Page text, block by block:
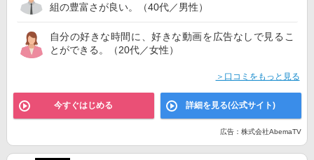
組の豊富さが良い。（40代／男性）
自分の好きな時間に、好きな動画を広告なしで見るこ
とができる。（20代／女性）
＞口コミをもっと見る
今すぐはじめる 詳細を見る(公式サイト)
広告：株式会社AbemaTV